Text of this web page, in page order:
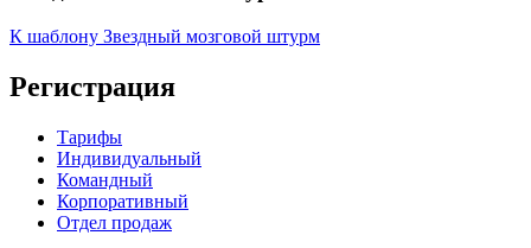
К шаблону Звездный мозговой штурм
Регистрация
Тарифы
Индивидуальный
Командный
Корпоративный
Отдел продаж